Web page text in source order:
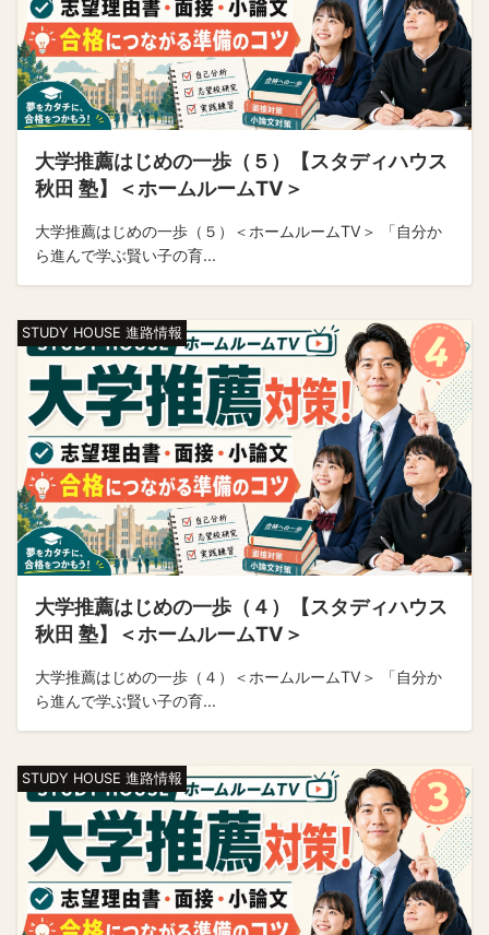
大学推薦はじめの一歩（５）【スタディハウス
秋田 塾】＜ホームルームTV＞
大学推薦はじめの一歩（５）＜ホームルームTV＞ 「自分か
ら進んで学ぶ賢い子の育...
STUDY HOUSE 進路情報
大学推薦はじめの一歩（４）【スタディハウス
秋田 塾】＜ホームルームTV＞
大学推薦はじめの一歩（４）＜ホームルームTV＞ 「自分か
ら進んで学ぶ賢い子の育...
STUDY HOUSE 進路情報